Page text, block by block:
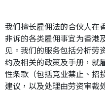
我们擅长雇佣法的合伙人在
非诉的各类雇佣事宜为香港
见。我们的服务包括分析劳
约及相关的政策及手册，就
性条款（包括竞业禁止、招
建议，以及处理由劳资审裁